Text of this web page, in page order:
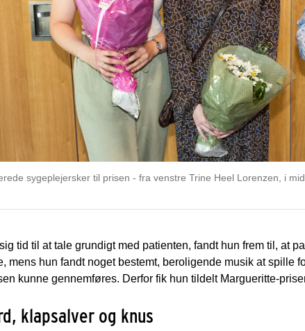
sygeplejersker til prisen - fra venstre Trine Heel Lorenzen, i
tid til at tale grundigt med patienten, fandt hun frem til, at
mens hun fandt noget bestemt, beroligende musik at spille
kunne gennemføres. Derfor fik hun tildelt Margueritte-
klapsalver og knus